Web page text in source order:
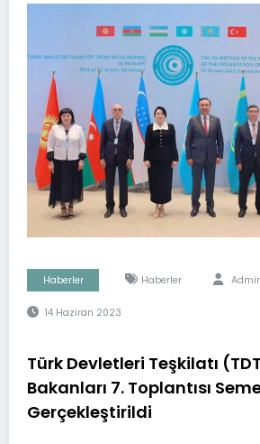
Haberler Haberler
14 Haziran 2023
Türk Devletleri Teşkilatı
Bakanları 7. Toplantısı
Gerçekleştirildi